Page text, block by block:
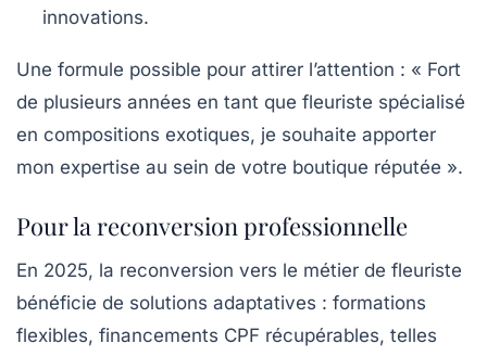
innovations.
Une formule possible pour attirer l’attention : « Fort
de plusieurs années en tant que fleuriste spécialisé
en compositions exotiques, je souhaite apporter
mon expertise au sein de votre boutique réputée ».
Pour la reconversion professionnelle
En 2025, la reconversion vers le métier de fleuriste
bénéficie de solutions adaptatives : formations
flexibles, financements CPF récupérables, telles